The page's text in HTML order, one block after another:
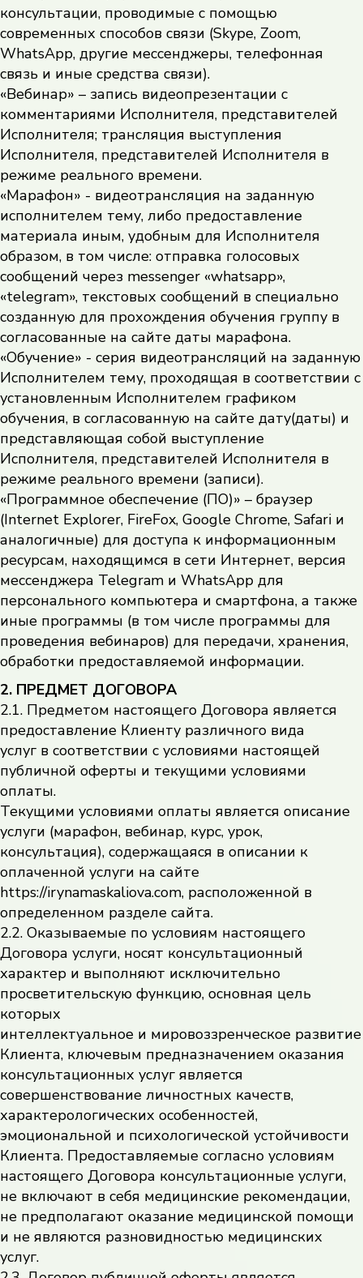
консультации, проводимые с помощью
современных способов связи (Skype, Zoom,
WhatsApp, другие мессенджеры, телефонная
связь и иные средства связи).
«Вебинар» – запись видеопрезентации с
комментариями Исполнителя, представителей
Исполнителя; трансляция выступления
Исполнителя, представителей Исполнителя в
режиме реального времени.
«Марафон» - видеотрансляция на заданную
исполнителем тему, либо предоставление
материала иным, удобным для Исполнителя
образом, в том числе: отправка голосовых
сообщений через messenger «whatsapp»,
«telegram», текстовых сообщений в специально
созданную для прохождения обучения группу в
согласованные на сайте даты марафона.
«Обучение» - серия видеотрансляций на заданную
Исполнителем тему, проходящая в соответствии с
установленным Исполнителем графиком
обучения, в согласованную на сайте дату(даты) и
представляющая собой выступление
Исполнителя, представителей Исполнителя в
режиме реального времени (записи).
«Программное обеспечение (ПО)» – браузер
(Internet Explorer, FireFox, Google Chrome, Safari и
аналогичные) для доступа к информационным
ресурсам, находящимся в сети Интернет, версия
мессенджера Telegram и WhatsApp для
персонального компьютера и смартфона, а также
иные программы (в том числе программы для
проведения вебинаров) для передачи, хранения,
обработки предоставляемой информации.
2. ПРЕДМЕТ ДОГОВОРА
2.1. Предметом настоящего Договора является
предоставление Клиенту различного вида
услуг в соответствии с условиями настоящей
публичной оферты и текущими условиями
оплаты.
Текущими условиями оплаты является описание
услуги (марафон, вебинар, курс, урок,
консультация), содержащаяся в описании к
оплаченной услуги на сайте
https://irynamaskaliova.com, расположенной в
определенном разделе сайта.
2.2. Оказываемые по условиям настоящего
Договора услуги, носят консультационный
характер и выполняют исключительно
просветительскую функцию, основная цель
которых
интеллектуальное и мировоззренческое развитие
Клиента, ключевым предназначением оказания
консультационных услуг является
совершенствование личностных качеств,
характерологических особенностей,
эмоциональной и психологической устойчивости
Клиента. Предоставляемые согласно условиям
настоящего Договора консультационные услуги,
не включают в себя медицинские рекомендации,
не предполагают оказание медицинской помощи
и не являются разновидностью медицинских
услуг.